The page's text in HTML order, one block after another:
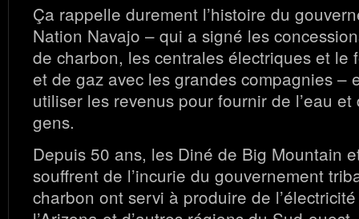
Ça rappelle durement l’histoire du
Nation Navajo – qui a signé les
de charbon, les centrales électriques et le
et de gaz avec les grandes compagnies –
utiliser les revenus pour fournir de l’eau et
gens.
Depuis 50 ans, les Diné de Big Mountain
souffrent de l’incurie du gouvernement
charbon ont servi à produire de